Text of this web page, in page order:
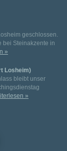
geschlossen.
bei Steinakzente in
»
Losheim)
bleibt unser
»